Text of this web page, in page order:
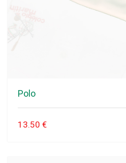
Polo
13.50 €